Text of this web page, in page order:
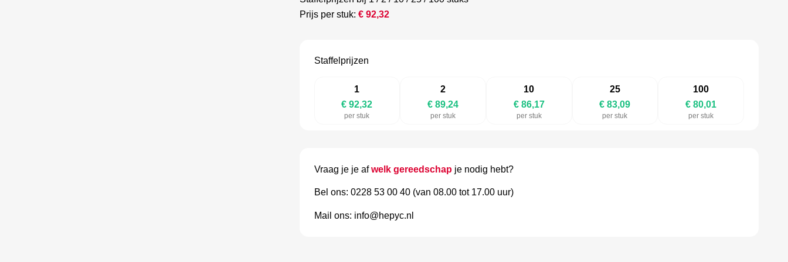
Prijs per stuk: € 92,32
Staffelprijzen
1
€ 92,32
per stuk
2
€ 89,24
per stuk
10
€ 86,17
per stuk
25
€ 83,09
per stuk
100
€ 80,01
per stuk
Vraag je je afwelk gereedschapje nodig hebt?
Bel ons: 0228 53 00 40 (van 08.00 tot 17.00 uur)
Mail ons: info@hepyc.nl